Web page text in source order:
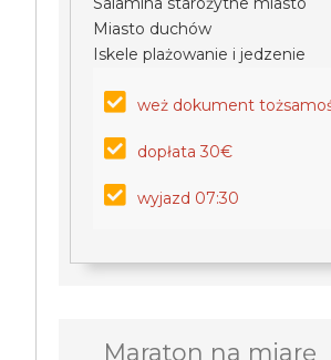
Miasto duchów
Iskele plażowanie i jedzenie
weż dokument
dopłata 30€
wyjazd 07:30
Maraton na miarę